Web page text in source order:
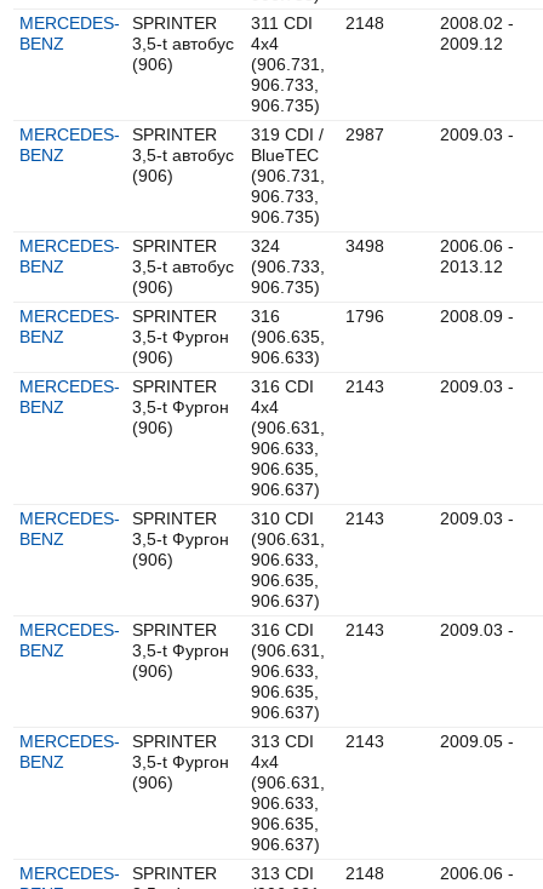
MERCEDES-
BENZ
SPRINTER
3,5-t автобус
(906)
311 CDI
4x4
(906.731,
906.733,
906.735)
2148
2008.02 -
2009.12
MERCEDES-
BENZ
SPRINTER
3,5-t автобус
(906)
319 CDI /
BlueTEC
(906.731,
906.733,
906.735)
2987 2009.03 -
MERCEDES-
BENZ
SPRINTER
3,5-t автобус
(906)
324
(906.733,
906.735)
3498
2006.06 -
2013.12
MERCEDES-
BENZ
SPRINTER
3,5-t Фургон
(906)
316
(906.635,
906.633)
1796 2008.09 -
MERCEDES-
BENZ
SPRINTER
3,5-t Фургон
(906)
316 CDI
4x4
(906.631,
906.633,
906.635,
906.637)
2143 2009.03 -
MERCEDES-
BENZ
SPRINTER
3,5-t Фургон
(906)
310 CDI
(906.631,
906.633,
906.635,
906.637)
2143 2009.03 -
MERCEDES-
BENZ
SPRINTER
3,5-t Фургон
(906)
316 CDI
(906.631,
906.633,
906.635,
906.637)
2143 2009.03 -
MERCEDES-
BENZ
SPRINTER
3,5-t Фургон
(906)
313 CDI
4x4
(906.631,
906.633,
906.635,
906.637)
2143 2009.05 -
MERCEDES-
SPRINTER
313 CDI
2148 2006.06 -